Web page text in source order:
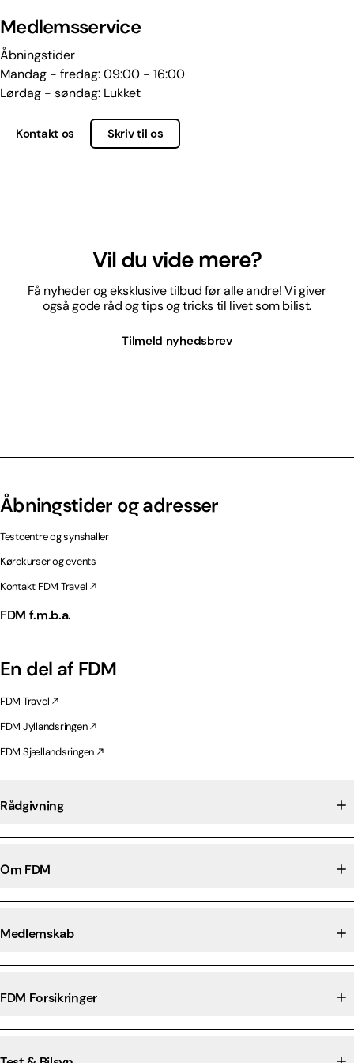
Medlemsservice
Åbningstider
Mandag - fredag: 09:00 - 16:00
Lørdag - søndag: Lukket
Kontakt os Skriv til os
Vil du vide mere?
Få nyheder og eksklusive tilbud før alle andre! Vi giver
også gode råd og tips og tricks til livet som bilist.
Tilmeld nyhedsbrev
Åbningstider og adresser
Testcentre og synshaller
Kørekurser og events
Kontakt FDM Travel
FDM f.m.b.a.
En del af FDM
FDM Travel
FDM Jyllandsringen
FDM Sjællandsringen
Rådgivning
Om FDM
Medlemskab
FDM Forsikringer